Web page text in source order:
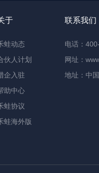
于
蛙动态
伙人计划
企入驻
助中心
蛙协议
蛙海外版
联系我们
电话：
网址：
地址：中